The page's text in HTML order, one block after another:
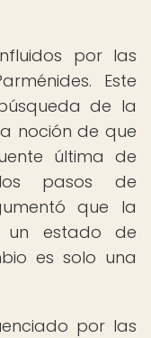
por las
Este
de la
noción de que
última de
los pasos de
que la
un estado de
es solo una
por las